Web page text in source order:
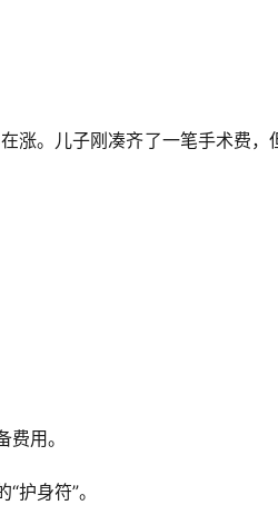
涨。儿子刚凑齐了一笔手术费，
用。
护身符”。